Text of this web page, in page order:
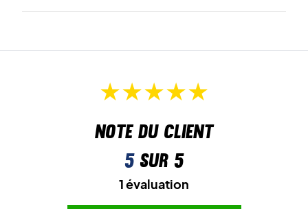
Note du client
5sur 5
1 évaluation